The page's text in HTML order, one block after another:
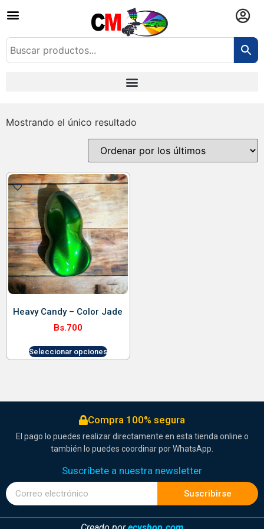
Mostrando el único resultado
Heavy Candy – Color Jade
Bs.700
Seleccionar opciones
Compra 100% segura
El pago lo puedes realizar directamente en esta tienda online o
también lo puedes coordinar por WhatsApp.
Suscríbete a nuestra newsletter
Suscribirse